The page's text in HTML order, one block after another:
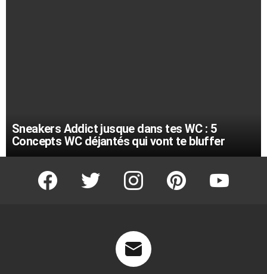
Sneakers Addict jusque dans tes WC : 5
Concepts WC déjantés qui vont te bluffer
facebook twitter instagram pinterest